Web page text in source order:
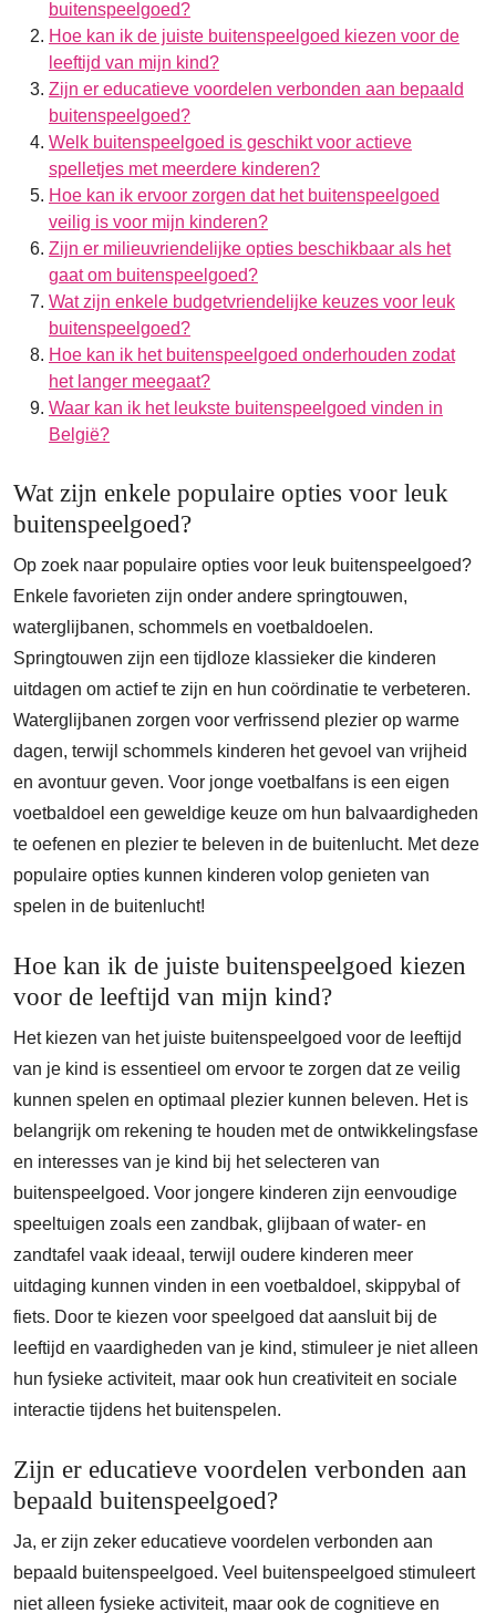
buitenspeelgoed?
Hoe kan ik de juiste buitenspeelgoed kiezen voor de
leeftijd van mijn kind?
Zijn er educatieve voordelen verbonden aan bepaald
buitenspeelgoed?
Welk buitenspeelgoed is geschikt voor actieve
spelletjes met meerdere kinderen?
Hoe kan ik ervoor zorgen dat het buitenspeelgoed
veilig is voor mijn kinderen?
Zijn er milieuvriendelijke opties beschikbaar als het
gaat om buitenspeelgoed?
Wat zijn enkele budgetvriendelijke keuzes voor leuk
buitenspeelgoed?
Hoe kan ik het buitenspeelgoed onderhouden zodat
het langer meegaat?
Waar kan ik het leukste buitenspeelgoed vinden in
België?
Wat zijn enkele populaire opties voor leuk
buitenspeelgoed?
Op zoek naar populaire opties voor leuk buitenspeelgoed?
Enkele favorieten zijn onder andere springtouwen,
waterglijbanen, schommels en voetbaldoelen.
Springtouwen zijn een tijdloze klassieker die kinderen
uitdagen om actief te zijn en hun coördinatie te verbeteren.
Waterglijbanen zorgen voor verfrissend plezier op warme
dagen, terwijl schommels kinderen het gevoel van vrijheid
en avontuur geven. Voor jonge voetbalfans is een eigen
voetbaldoel een geweldige keuze om hun balvaardigheden
te oefenen en plezier te beleven in de buitenlucht. Met deze
populaire opties kunnen kinderen volop genieten van
spelen in de buitenlucht!
Hoe kan ik de juiste buitenspeelgoed kiezen
voor de leeftijd van mijn kind?
Het kiezen van het juiste buitenspeelgoed voor de leeftijd
van je kind is essentieel om ervoor te zorgen dat ze veilig
kunnen spelen en optimaal plezier kunnen beleven. Het is
belangrijk om rekening te houden met de ontwikkelingsfase
en interesses van je kind bij het selecteren van
buitenspeelgoed. Voor jongere kinderen zijn eenvoudige
speeltuigen zoals een zandbak, glijbaan of water- en
zandtafel vaak ideaal, terwijl oudere kinderen meer
uitdaging kunnen vinden in een voetbaldoel, skippybal of
fiets. Door te kiezen voor speelgoed dat aansluit bij de
leeftijd en vaardigheden van je kind, stimuleer je niet alleen
hun fysieke activiteit, maar ook hun creativiteit en sociale
interactie tijdens het buitenspelen.
Zijn er educatieve voordelen verbonden aan
bepaald buitenspeelgoed?
Ja, er zijn zeker educatieve voordelen verbonden aan
bepaald buitenspeelgoed. Veel buitenspeelgoed stimuleert
niet alleen fysieke activiteit, maar ook de cognitieve en